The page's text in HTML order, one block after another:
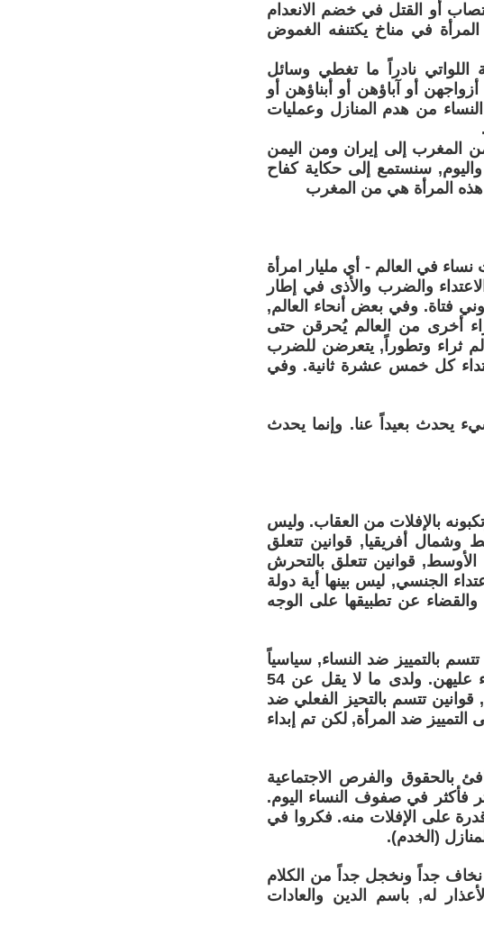
أو القتل في خضم الانعدام
في مناخ يكتنفه الغموض
اللواتي نادراً ما تغطي وسائل
أو آباؤهن أو أبناؤهن أو
من هدم المنازل وعمليات
المغرب إلى إيران ومن اليمن
سنستمع إلى حكاية كفاح
هذه المرأة هي من المغرب
في العالم - أي مليار امرأة
والضرب والأذى في إطار
فتاة. وفي بعض أنحاء العالم,
أخرى من العالم يُحرقن حتى
ثراء وتطوراً, يتعرضن للضرب
كل خمس عشرة ثانية. وفي
يحدث بعيداً عنا. وإنما يحدث
بالإفلات من العقاب. وليس
أفريقيا, قوانين تتعلق
دول الشرق الأوسط, قوانين تتعلق بالتحرش
الاعتداء الجنسي, ليس بينها أية دولة
عن تطبيقها على الوجه
بالتمييز ضد النساء, سياسياً
واقتصادياً واجتماعياً وتخلق بيئة يمكن فيها قمع النساء والاعتداء عليهن. ولدى ما لا يقل عن 54
تتسم بالتحيز الفعلي ضد
ضد المرأة, لكن تم إبداء
بالحقوق والفرص الاجتماعية
فأكثر في صفوف النساء اليوم.
على الإفلات منه. فكروا في
(الخدم).
جداً ونخجل جداً من الكلام
له, باسم الدين والعادات